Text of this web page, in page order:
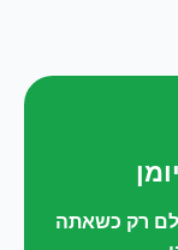
רק כשאתה